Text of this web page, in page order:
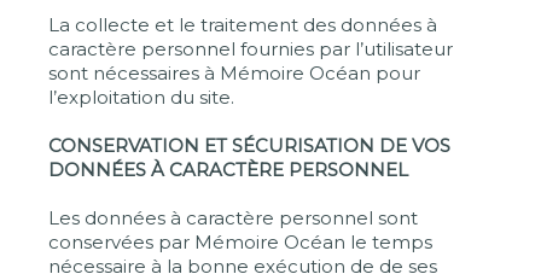
La collecte et le traitement des données à
caractère personnel fournies par l’utilisateur
sont nécessaires à Mémoire Océan pour
l’exploitation du site.
CONSERVATION ET SÉCURISATION DE VOS
DONNÉES À CARACTÈRE PERSONNEL
Les données à caractère personnel sont
conservées par Mémoire Océan le temps
nécessaire à la bonne exécution de de ses